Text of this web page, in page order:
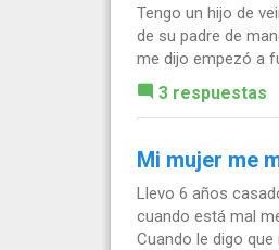
Tengo un hijo de
de su padre de
me dijo empezó a
3 respuestas
Mi mujer me
Llevo 6 años
cuando está mal
Cuando le digo